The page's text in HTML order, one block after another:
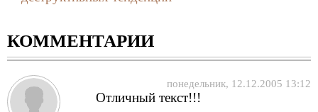
КОММЕНТАРИИ
понедельник, 12.12.2005 13:12
Отличный текст!!!